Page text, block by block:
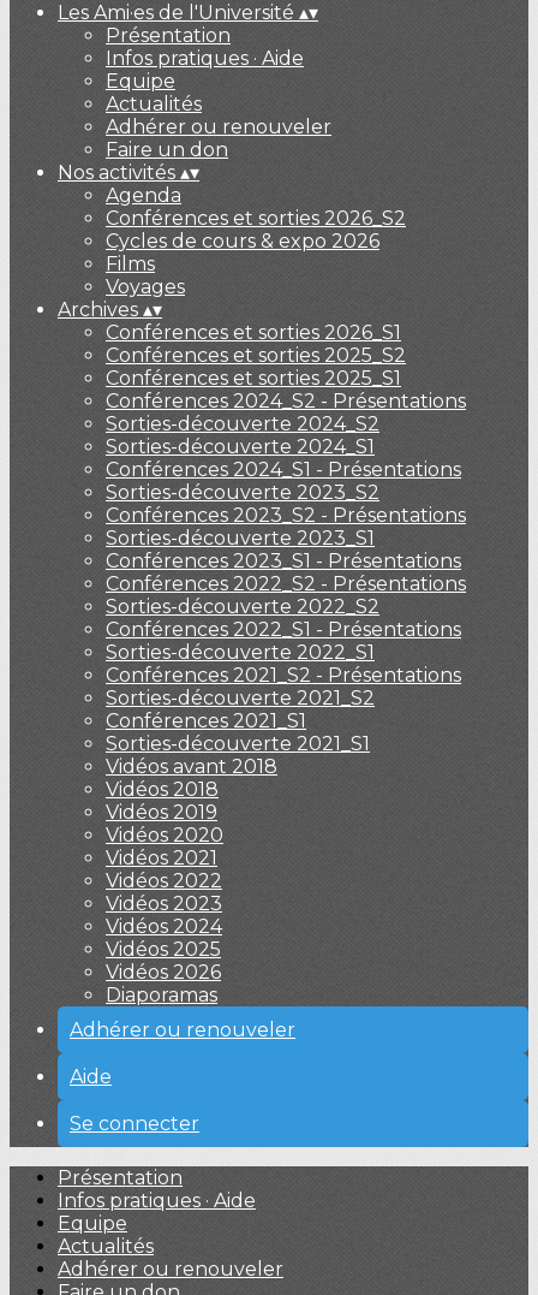
Les Ami·es de l'Université ▴▾
Présentation
Infos pratiques · Aide
Equipe
Actualités
Adhérer ou renouveler
Faire un don
Nos activités ▴▾
Agenda
Conférences et sorties 2026_S2
Cycles de cours & expo 2026
Films
Voyages
Archives ▴▾
Conférences et sorties 2026_S1
Conférences et sorties 2025_S2
Conférences et sorties 2025_S1
Conférences 2024_S2 - Présentations
Sorties-découverte 2024_S2
Sorties-découverte 2024_S1
Conférences 2024_S1 - Présentations
Sorties-découverte 2023_S2
Conférences 2023_S2 - Présentations
Sorties-découverte 2023_S1
Conférences 2023_S1 - Présentations
Conférences 2022_S2 - Présentations
Sorties-découverte 2022_S2
Conférences 2022_S1 - Présentations
Sorties-découverte 2022_S1
Conférences 2021_S2 - Présentations
Sorties-découverte 2021_S2
Conférences 2021_S1
Sorties-découverte 2021_S1
Vidéos avant 2018
Vidéos 2018
Vidéos 2019
Vidéos 2020
Vidéos 2021
Vidéos 2022
Vidéos 2023
Vidéos 2024
Vidéos 2025
Vidéos 2026
Diaporamas
Adhérer ou renouveler
Aide
Se connecter
Présentation
Infos pratiques · Aide
Equipe
Actualités
Adhérer ou renouveler